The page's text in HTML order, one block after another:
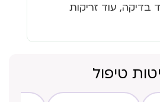
עוד זריקות
טיפול